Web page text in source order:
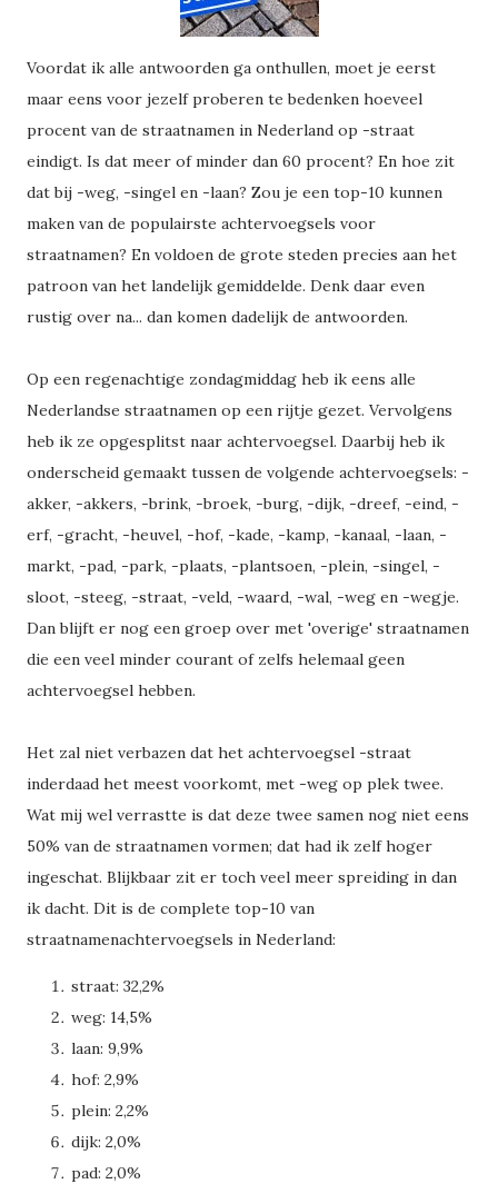
Voordat ik alle antwoorden ga onthullen, moet je eerst
maar eens voor jezelf proberen te bedenken hoeveel
procent van de straatnamen in Nederland op -straat
eindigt. Is dat meer of minder dan 60 procent? En hoe zit
dat bij -weg, -singel en -laan? Zou je een top-10 kunnen
maken van de populairste achtervoegsels voor
straatnamen? En voldoen de grote steden precies aan het
patroon van het landelijk gemiddelde. Denk daar even
rustig over na... dan komen dadelijk de antwoorden.
Op een regenachtige zondagmiddag heb ik eens alle
Nederlandse straatnamen op een rijtje gezet. Vervolgens
heb ik ze opgesplitst naar achtervoegsel. Daarbij heb ik
onderscheid gemaakt tussen de volgende achtervoegsels: -
akker, -akkers, -brink, -broek, -burg, -dijk, -dreef, -eind, -
erf, -gracht, -heuvel, -hof, -kade, -kamp, -kanaal, -laan, -
markt, -pad, -park, -plaats, -plantsoen, -plein, -singel, -
sloot, -steeg, -straat, -veld, -waard, -wal, -weg en -wegje.
Dan blijft er nog een groep over met 'overige' straatnamen
die een veel minder courant of zelfs helemaal geen
achtervoegsel hebben.
Het zal niet verbazen dat het achtervoegsel -straat
inderdaad het meest voorkomt, met -weg op plek twee.
Wat mij wel verrastte is dat deze twee samen nog niet eens
50% van de straatnamen vormen; dat had ik zelf hoger
ingeschat. Blijkbaar zit er toch veel meer spreiding in dan
ik dacht. Dit is de complete top-10 van
straatnamenachtervoegsels in Nederland:
straat: 32,2%
weg: 14,5%
laan: 9,9%
hof: 2,9%
plein: 2,2%
dijk: 2,0%
pad: 2,0%